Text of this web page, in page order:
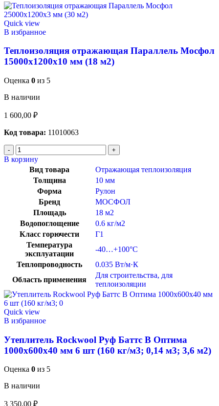
Quick view
В избранное
Теплоизоляция отражающая Параллель Мосфол
15000х1200х10 мм (18 м2)
Оценка 0 из 5
В наличии
1 600,00 ₽
Код товара: 11010063
В корзину
Вид товара
Отражающая теплоизоляция
Толщина
10 мм
Форма
Рулон
Бренд
МОСФОЛ
Площадь
18 м2
Водопоглощение
0.6 кг/м2
Класс горючести
Г1
Температура
эксплуатации
-40…+100°C
Теплопроводность
0.035 Вт/м·К
Область применения
Для строительства, для
теплоизоляции
Quick view
В избранное
Утеплитель Rockwool Руф Баттс В Оптима
1000х600х40 мм 6 шт (160 кг/м3; 0,14 м3; 3,6 м2)
Оценка 0 из 5
В наличии
3 350,00 ₽